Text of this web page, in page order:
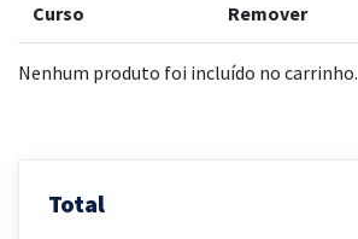
Curso Remover
Nenhum produto foi incluído no carrinho.
Total